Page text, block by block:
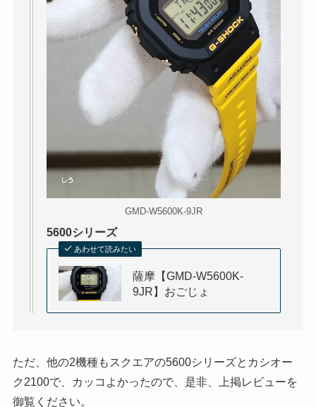
GMD-W5600K-9JR
5600シリーズ
あわせて読みたい
薩摩【GMD-W5600K-
9JR】おごじょ
ただ、他の2機種もスクエアの5600シリーズとカシオー
ク2100で、カッコよかったので、是非、上掲レビューを
御覧ください。